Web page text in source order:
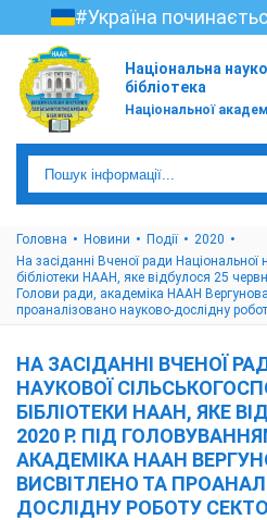
#Україна
Національна
бібліотека
Національної
Головна Новини Події
2020
На засіданні Вченої ради Національної
бібліотеки НААН, яке відбулося 25
Голови ради, академіка НААН
проаналізовано науково-дослідну
НА ЗАСІДАННІ ВЧЕНОЇ
НАУКОВОЇ
БІБЛІОТЕКИ НААН, ЯКЕ
2020 Р. ПІД
АКАДЕМІКА НААН
ВИСВІТЛЕНО ТА
ДОСЛІДНУ РОБОТУ